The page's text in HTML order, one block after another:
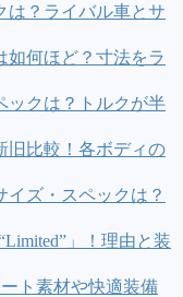
は？ライバル車とサ
如何ほど？寸法をラ
ックは？トルクが半
旧比較！各ボディの
ズ・スペックは？
」！理由と装
ト素材や快適装備